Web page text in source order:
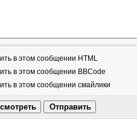
в этом сообщении HTML
в этом сообщении BBCode
в этом сообщении смайлики